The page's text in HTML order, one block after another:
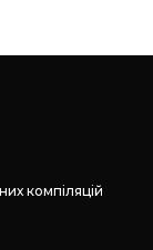
компіляцій